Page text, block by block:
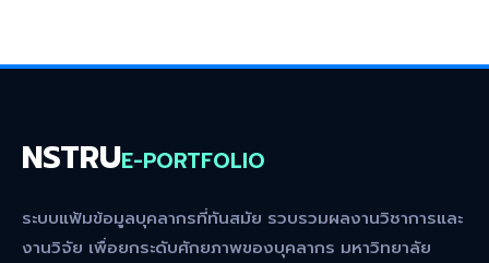
NSTRUE-PORTFOLIO
ระบบแฟ้มข้อมูลบุคลากรที่ทันสมัย รวบรวมผลงานวิชาการและ
งานวิจัย เพื่อยกระดับศักยภาพของบุคลากร มหาวิทยาลัย